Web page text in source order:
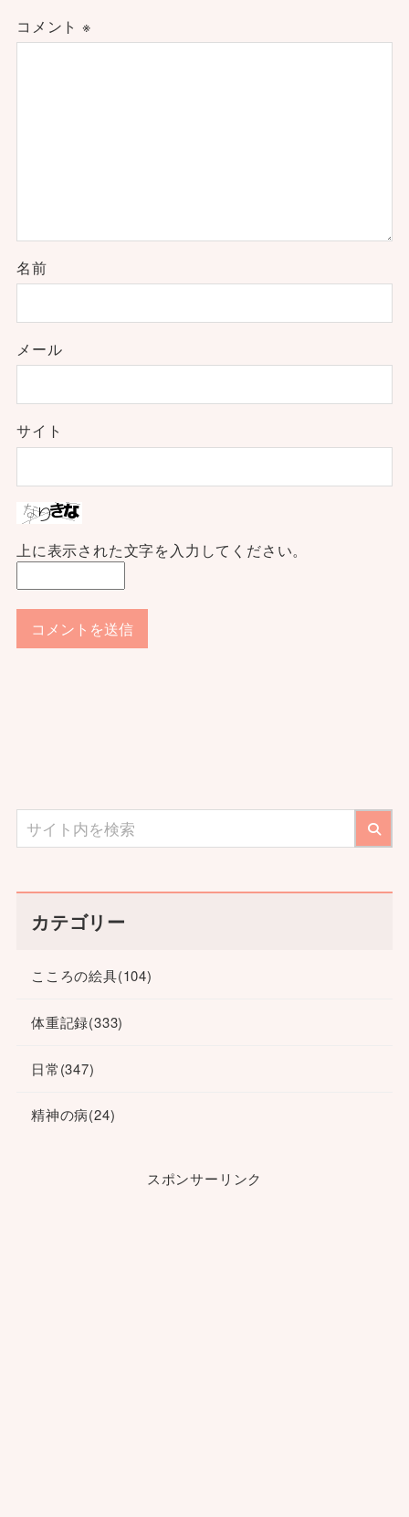
コメント ※
名前
メール
サイト
上に表示された文字を入力してください。
カテゴリー
こころの絵具(104)
体重記録(333)
日常(347)
精神の病(24)
スポンサーリンク